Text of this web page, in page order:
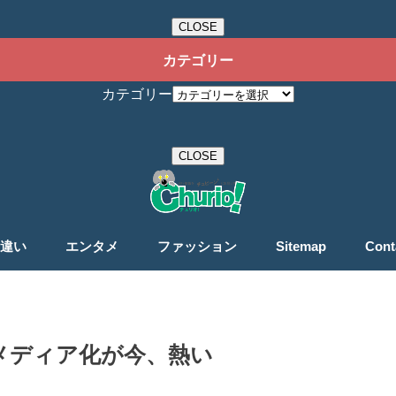
CLOSE
カテゴリー
カテゴリー
CLOSE
い エンタメ ファッション Sitemap
ィア化が今、熱い